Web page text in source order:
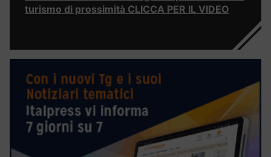
turismo di prossimità CLICCA PER IL VIDEO